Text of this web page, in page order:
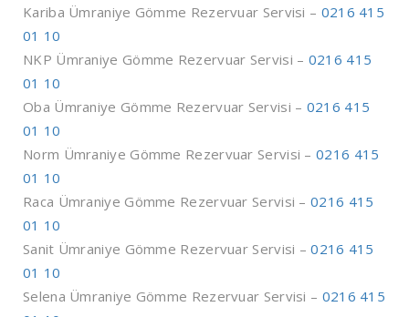
Kariba Ümraniye Gömme Rezervuar Servisi – 0216 415
01 10
NKP Ümraniye Gömme Rezervuar Servisi – 0216 415
01 10
Oba Ümraniye Gömme Rezervuar Servisi – 0216 415
01 10
Norm Ümraniye Gömme Rezervuar Servisi – 0216 415
01 10
Raca Ümraniye Gömme Rezervuar Servisi – 0216 415
01 10
Sanit Ümraniye Gömme Rezervuar Servisi –0216 415
01 10
Selena Ümraniye Gömme Rezervuar Servisi – 0216 415